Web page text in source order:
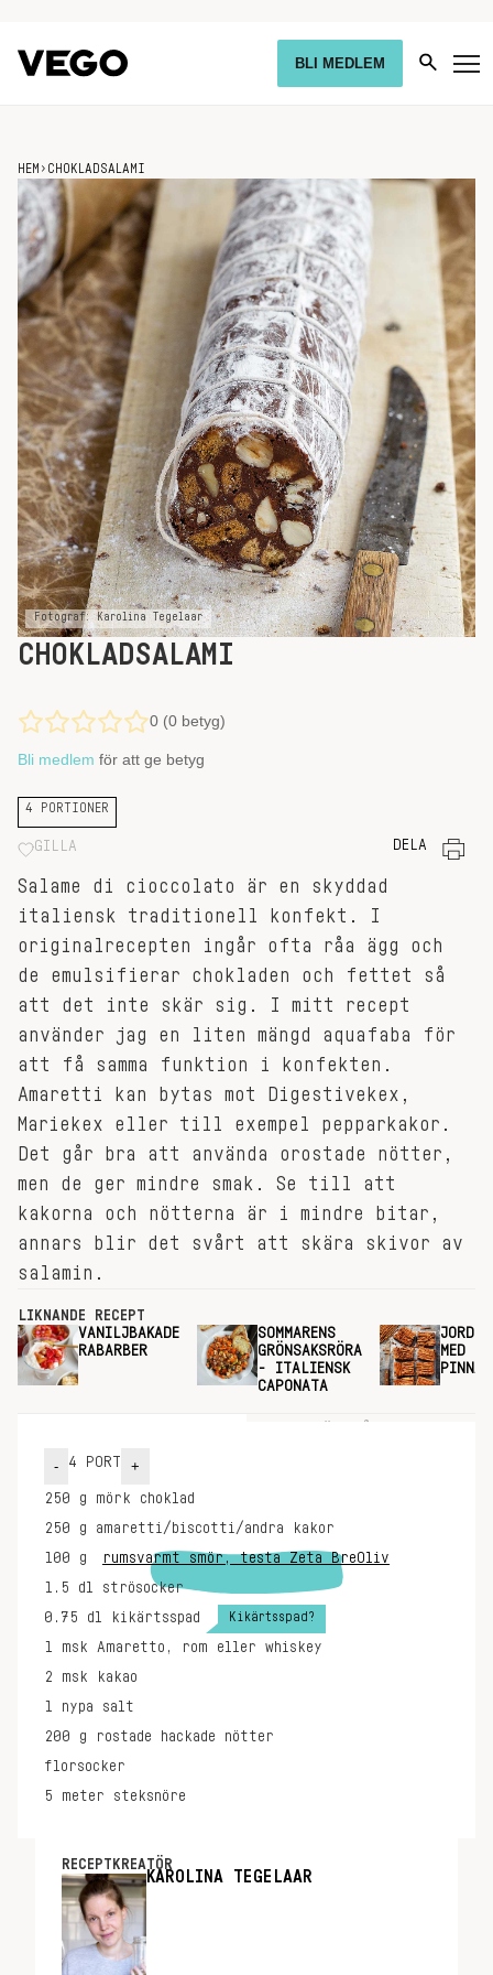
BLI MEDLEM
HEM › CHOKLADSALAMI
Fotograf: Karolina Tegelaar
CHOKLADSALAMI
0 (0 betyg)
Bli medlem för att ge betyg
4 PORTIONER
GILLA DELA
Salame di cioccolato är en skyddad
italiensk traditionell konfekt. I
originalrecepten ingår ofta råa ägg och
de emulsifierar chokladen och fettet så
att det inte skär sig. I mitt recept
använder jag en liten mängd aquafaba för
att få samma funktion i konfekten.
Amaretti kan bytas mot Digestivekex,
Mariekex eller till exempel pepparkakor.
Det går bra att använda orostade nötter,
men de ger mindre smak. Se till att
kakorna och nötterna är i mindre bitar,
annars blir det svårt att skära skivor av
salamin.
LIKNANDE RECEPT
VANILJBAKADE
RABARBER
SOMMARENS
GRÖNSAKSRÖRA
- ITALIENSK
CAPONATA
MED
PINNAR
- 4 PORT +
250 g
mörk choklad
250 g
amaretti/biscotti/andra kakor
100 g
rumsvarmt smör, testa Zeta BreOliv
1.5 dl
strösocker
0.75 dl kikärtsspad Kikärtsspad?
1 msk
Amaretto, rom eller whiskey
2 msk
kakao
1 nypa
salt
200 g
rostade hackade nötter
florsocker
5 meter steksnöre
RECEPTKREATÖR
KAROLINA TEGELAAR